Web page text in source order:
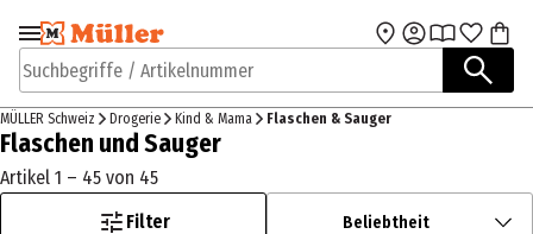
Zur Navigation
springen
Zum Hauptinhalt
Suchbegriffe / Artikelnummer
MÜLLER Schweiz Drogerie Kind & Mama Flaschen & Sauger
Flaschen und Sauger
Artikel 1 – 45 von 45
Filter
Beliebtheit